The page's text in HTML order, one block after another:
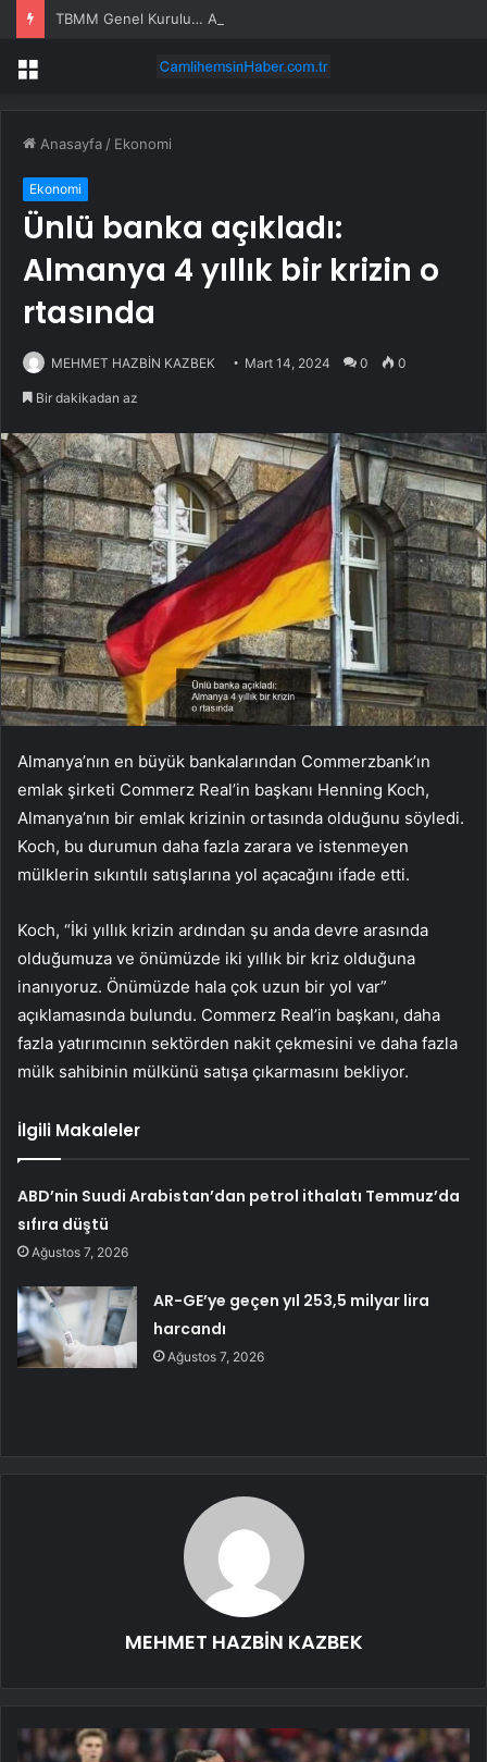
Menü
Anasayfa / Ekonomi
Ekonomi
Ünlü banka açıkladı:
Almanya 4 yıllık bir krizin o
rtasında
MEHMET HAZBİN KAZBEK Mart 14, 2024 0 0
Bir dakikadan az
Almanya’nın en büyük bankalarından Commerzbank’ın
emlak şirketi Commerz Real’in başkanı Henning Koch,
Almanya’nın bir emlak krizinin ortasında olduğunu söyledi.
Koch, bu durumun daha fazla zarara ve istenmeyen
mülklerin sıkıntılı satışlarına yol açacağını ifade etti.
Koch, “İki yıllık krizin ardından şu anda devre arasında
olduğumuza ve önümüzde iki yıllık bir kriz olduğuna
inanıyoruz. Önümüzde hala çok uzun bir yol var”
açıklamasında bulundu. Commerz Real’in başkanı, daha
fazla yatırımcının sektörden nakit çekmesini ve daha fazla
mülk sahibinin mülkünü satışa çıkarmasını bekliyor.
İlgili Makaleler
ABD’nin Suudi Arabistan’dan petrol ithalatı Temmuz’da
sıfıra düştü
Ağustos 7, 2026
AR-GE’ye geçen yıl 253,5 milyar lira
harcandı
Ağustos 7, 2026
MEHMET HAZBİN KAZBEK